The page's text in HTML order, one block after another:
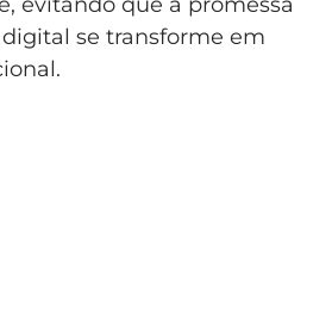
se transforme em